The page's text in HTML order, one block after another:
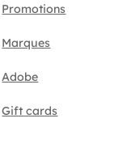
Promotions
Marques
Adobe
Gift cards